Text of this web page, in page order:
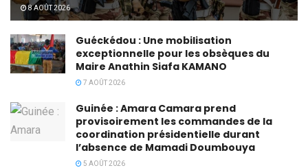
8 AOÛT 2026
Guéckédou : Une mobilisation
exceptionnelle pour les obsèques du
Maire Anathin Siafa KAMANO
7 AOÛT 2026
Guinée : Amara Camara prend
provisoirement les commandes de la
coordination présidentielle durant
l’absence de Mamadi Doumbouya
5 AOÛT 2026